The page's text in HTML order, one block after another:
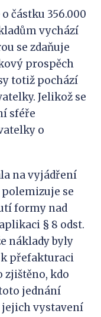
356.000
vychází
se zdaňuje
prospěch
totiž pochází
Jelikož se
sféře
o
na vyjádření
polemizuje se
formy nad
§ 8 odst.
náklady byly
k přefakturaci
zjištěno, kdo
jednání
jejich vystavení